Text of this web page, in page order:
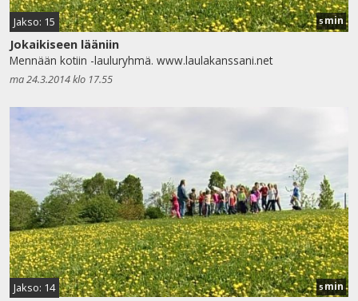
Jakso: 15 5min
Jokaikiseen lääniin
Mennään kotiin -lauluryhmä. www.laulakanssani.net
ma 24.3.2014 klo 17.55
Jakso: 14 5min